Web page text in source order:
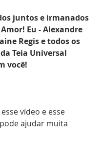
juntos e irmanados
Eu - Alexandre
Regis e todos os
Teia Universal
você!
vídeo e esse
ajudar muita